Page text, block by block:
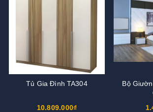
Tủ Gia Đình TA304
10.809.000₫
Bộ